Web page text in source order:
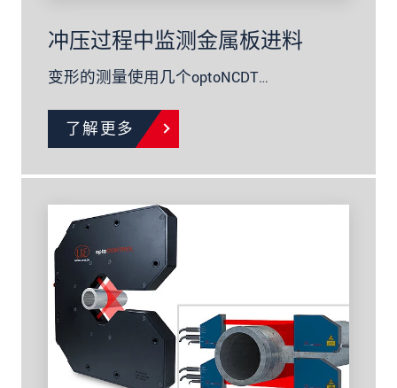
冲压过程中监测金属板进料
变形的测量使用几个optoNCDT…
了解更多